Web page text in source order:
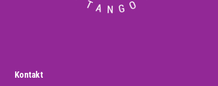
Kontakt